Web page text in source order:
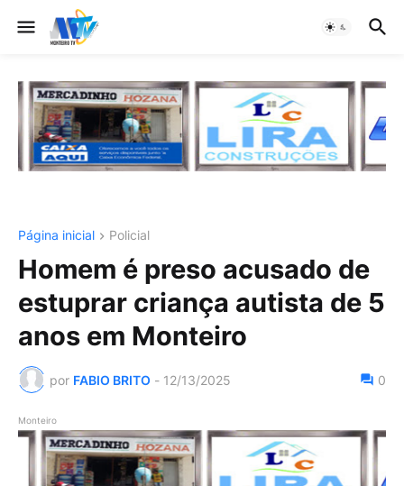
Página inicial Policial
Homem é preso acusado de
estuprar criança autista de 5
anos em Monteiro
por FABIO BRITO - 12/13/2025 0
Monteiro